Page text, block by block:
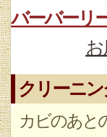
クリーニ
カビのあと